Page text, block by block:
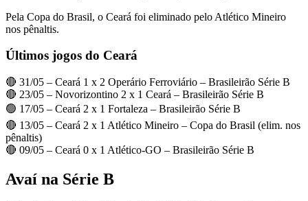
Pela Copa do Brasil, o Ceará foi eliminado pelo Atlético Mineiro
nos pênaltis.
Últimos jogos do Ceará
🔴 31/05 – Ceará 1 x 2 Operário Ferroviário – Brasileirão Série B
🔴 23/05 – Novorizontino 2 x 1 Ceará – Brasileirão Série B
🟢 17/05 – Ceará 2 x 1 Fortaleza – Brasileirão Série B
🔴 13/05 – Ceará 2 x 1 Atlético Mineiro – Copa do Brasil (elim. nos
pênaltis)
🔴 09/05 – Ceará 0 x 1 Atlético-GO – Brasileirão Série B
Avaí na Série B